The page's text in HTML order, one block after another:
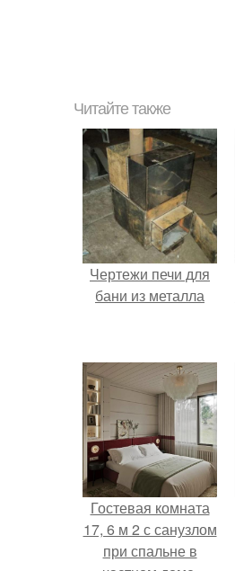
Читайте также
Чертежи печи для
бани из металла
Гостевая комната
17, 6 м 2 с санузлом
при спальне в